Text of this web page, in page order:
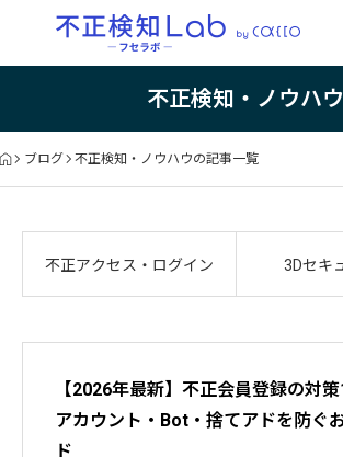
不正検知・ノウハウ
ブログ 不正検知・ノウハウの記事一覧
不正アクセス・ログイン 3Dセキ
【2026年最新】不正会員登録の対
アカウント・Bot・捨てアドを防ぐ
ド